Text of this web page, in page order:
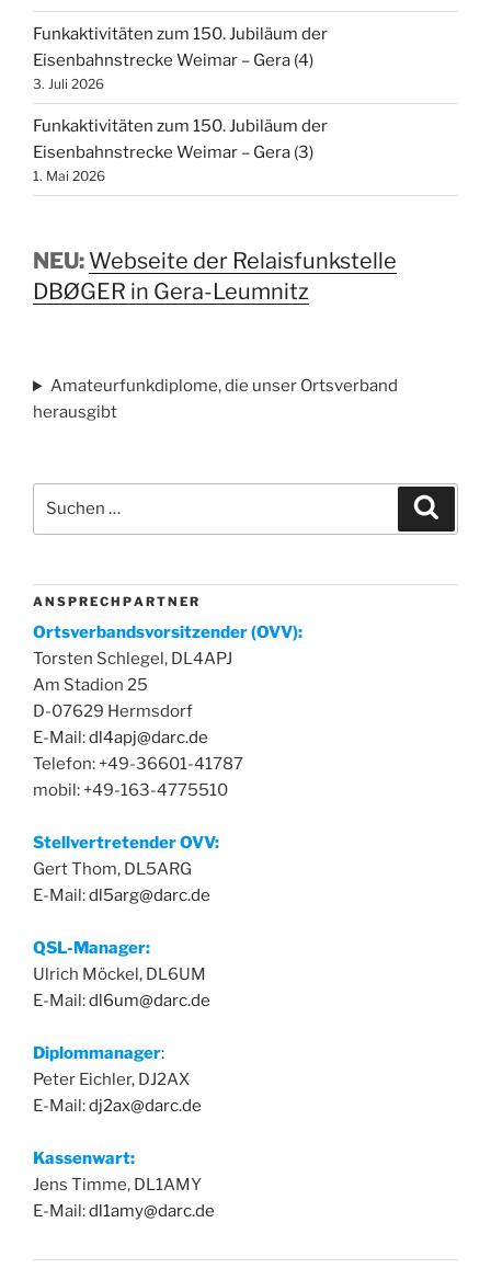
Funkaktivitäten zum 150. Jubiläum der
Eisenbahnstrecke Weimar – Gera (4)
3. Juli 2026
Funkaktivitäten zum 150. Jubiläum der
Eisenbahnstrecke Weimar – Gera (3)
1. Mai 2026
NEU: Webseite der Relaisfunkstelle
DBØGER in Gera-Leumnitz
Amateurfunkdiplome, die unser Ortsverband
herausgibt
nach:
A N S P R E C H P A R T N E R
Ortsverbandsvorsitzender (OVV):
Torsten Schlegel, DL4APJ
Am Stadion 25
D-07629 Hermsdorf
E-Mail:dl4apj@darc.de
Telefon: +49-36601-41787
mobil: +49-163-4775510
Stellvertretender OVV:
Gert Thom, DL5ARG
E-Mail:dl5arg@darc.de
QSL-Manager:
Ulrich Möckel, DL6UM
E-Mail:dl6um@darc.de
Diplommanager:
Peter Eichler, DJ2AX
E-Mail:dj2ax@darc.de
Kassenwart:
Jens Timme, DL1AMY
E-Mail:dl1amy@darc.de